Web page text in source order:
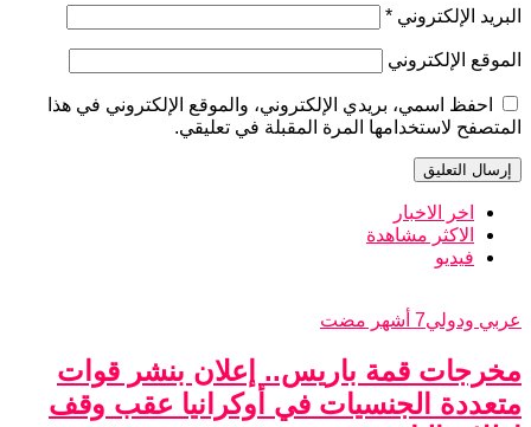
البريد الإلكتروني *
الموقع الإلكتروني
احفظ اسمي، بريدي الإلكتروني، والموقع الإلكتروني في هذا
المتصفح لاستخدامها المرة المقبلة في تعليقي.
اخر الاخبار
الاكثر مشاهدة
فيديو
عربي ودولي7 أشهر مضت
مخرجات قمة باريس.. إعلان بنشر قوات
متعددة الجنسيات في أوكرانيا عقب وقف